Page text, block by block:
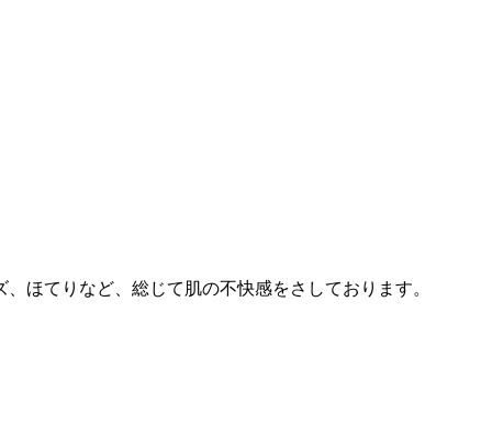
ほてりなど、総じて肌の不快感をさしております。